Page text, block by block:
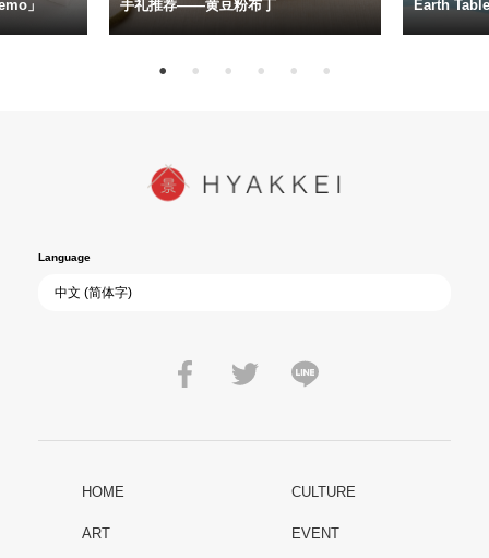
」
手礼推荐——黄豆粉布丁
Earth
Language
HOME CULTURE
ART EVENT